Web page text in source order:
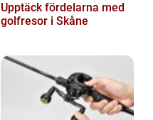
Upptäck fördelarna med
golfresor i Skåne